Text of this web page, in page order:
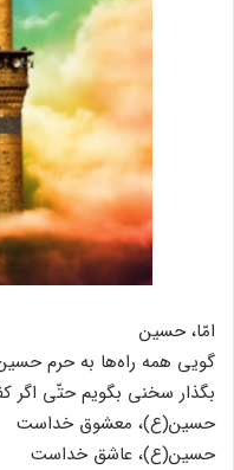
امّا، حسین
گویی همه راه‌ها به حرم
بگذار سخنی بگویم حتّی اگر
حسین(ع)، معشوق خداست
حسین(ع)، عاشق خداست